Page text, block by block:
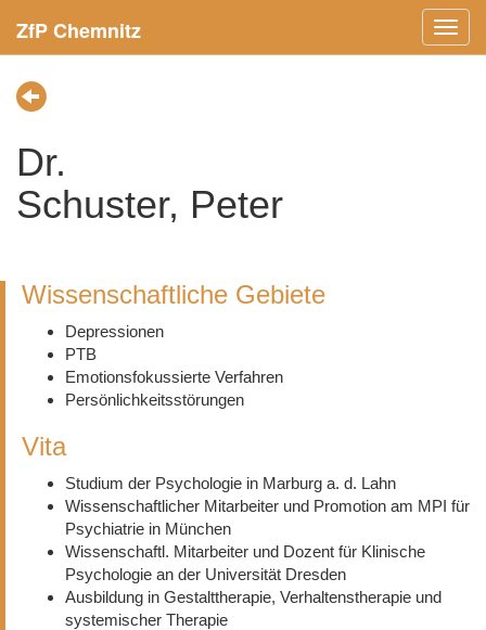
Menü
ein-/
ZfP Chemnitz
Dr.
Schuster, Peter
Wissenschaftliche Gebiete
Depressionen
PTB
Emotionsfokussierte Verfahren
Persönlichkeitsstörungen
Vita
Studium der Psychologie in Marburg a. d. Lahn
Wissenschaftlicher Mitarbeiter und Promotion am MPI für
Psychiatrie in München
Wissenschaftl. Mitarbeiter und Dozent für Klinische
Psychologie an der Universität Dresden
Ausbildung in Gestalttherapie, Verhaltenstherapie und
systemischer Therapie